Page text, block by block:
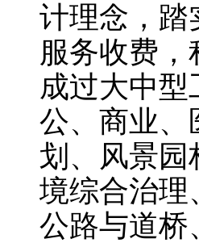
计理念，踏
服务收费
成过大中
公、商业、
划、风景园
境综合治理
公路与道桥